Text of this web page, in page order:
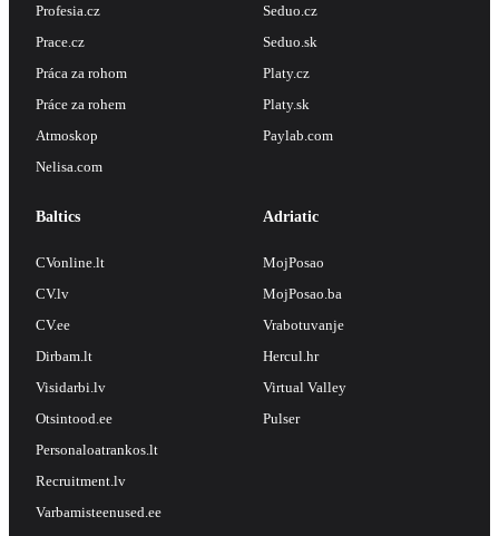
Profesia.cz
Prace.cz
Práca za rohom
Práce za rohem
Atmoskop
Nelisa.com
Seduo.cz
Seduo.sk
Platy.cz
Platy.sk
Paylab.com
Baltics
CVonline.lt
CV.lv
CV.ee
Dirbam.lt
Visidarbi.lv
Otsintood.ee
Personaloatrankos.lt
Recruitment.lv
Varbamisteenused.ee
Adriatic
MojPosao
MojPosao.ba
Vrabotuvanje
Hercul.hr
Virtual Valley
Pulser